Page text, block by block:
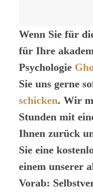
Wenn Sie für
für Ihre
Psychologie
Sie uns gerne
schicken. Wir
Stunden mit
Ihnen zurück
Sie eine
einem unserer
Vorab: